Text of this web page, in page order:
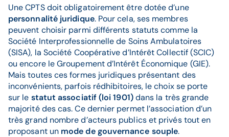
Une CPTS doit obligatoirement être dotée d’une
personnalité juridique. Pour cela, ses membres
peuvent choisir parmi différents statuts comme la
Société Interprofessionnelle de Soins Ambulatoires
(SISA), la Société Coopérative d’Intérêt Collectif (SCIC)
ou encore le Groupement d’Intérêt Économique (GIE).
Mais toutes ces formes juridiques présentant des
inconvénients, parfois rédhibitoires, le choix se porte
sur le statut associatif (loi 1901)dans la très grande
majorité des cas. Ce dernier permet l’association d’un
très grand nombre d’acteurs publics et privés tout en
proposant un mode de gouvernance souple.